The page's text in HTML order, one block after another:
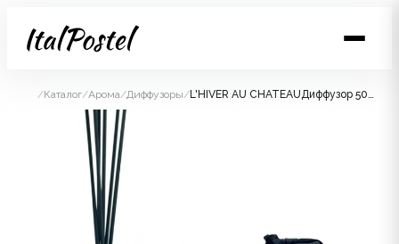
/Каталог/Арома/Диффузоры/ L'HIVER AU CHATEAUДиффузор 500 мл золотой декор ВхШхД 21х17х17 см